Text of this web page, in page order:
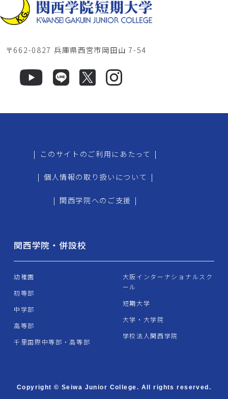
〒662-0827 兵庫県西宮市岡田山 7-54
| このサイトのご利用にあたって |
| 個人情報の取り扱いについて |
| 関西学院へのご支援 |
関西学院・併設校
幼稚園
初等部
中学部
高等部
千里国際中等部・高等部
大阪インターナショナルスク
ール
短期大学
大学・大学院
学校法人関西学院
Copyright © Seiwa Junior College. All rights reserved.